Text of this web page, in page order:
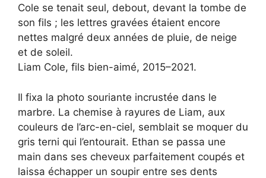
Cole se tenait seul, debout, devant la tombe de
son fils ; les lettres gravées étaient encore
nettes malgré deux années de pluie, de neige
et de soleil.
Liam Cole, fils bien-aimé, 2015–2021.
Il fixa la photo souriante incrustée dans le
marbre. La chemise à rayures de Liam, aux
couleurs de l’arc-en-ciel, semblait se moquer du
gris terni qui l’entourait. Ethan se passa une
main dans ses cheveux parfaitement coupés et
laissa échapper un soupir entre ses dents